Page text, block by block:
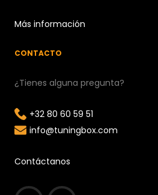
Más información
CONTACTO
¿Tienes alguna pregunta?
+32 80 60 59 51
info@tuningbox.com
Contáctanos